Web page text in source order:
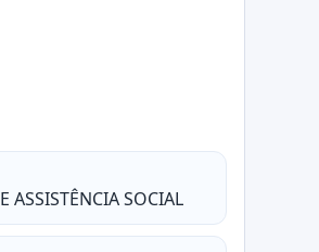
ASSISTÊNCIA SOCIAL